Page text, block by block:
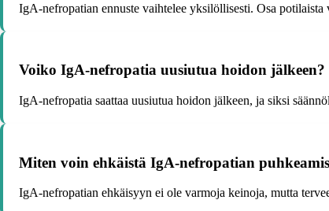
IgA-nefropatian ennuste vaihtelee yksilöllisesti. Osa potilaista
Voiko IgA-nefropatia uusiutua hoidon jälkeen?
IgA-nefropatia saattaa uusiutua hoidon jälkeen, ja siksi
Miten voin ehkäistä IgA-nefropatian
IgA-nefropatian ehkäisyyn ei ole varmoja keinoja, mutta